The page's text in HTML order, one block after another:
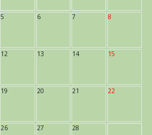
5 6 7 8
12 13 14 15
19 20 21 22
26 27 28